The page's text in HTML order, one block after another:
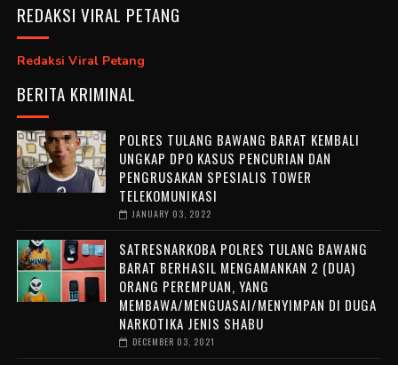
REDAKSI VIRAL PETANG
Redaksi Viral Petang
BERITA KRIMINAL
POLRES TULANG BAWANG BARAT KEMBALI
UNGKAP DPO KASUS PENCURIAN DAN
PENGRUSAKAN SPESIALIS TOWER
TELEKOMUNIKASI
JANUARY 03, 2022
SATRESNARKOBA POLRES TULANG BAWANG
BARAT BERHASIL MENGAMANKAN 2 (DUA)
ORANG PEREMPUAN, YANG
MEMBAWA/MENGUASAI/MENYIMPAN DI DUGA
NARKOTIKA JENIS SHABU
DECEMBER 03, 2021